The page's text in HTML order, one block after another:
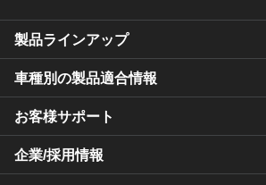
製品ラインアップ
車種別の製品適合情報
お客様サポート
企業/採用情報